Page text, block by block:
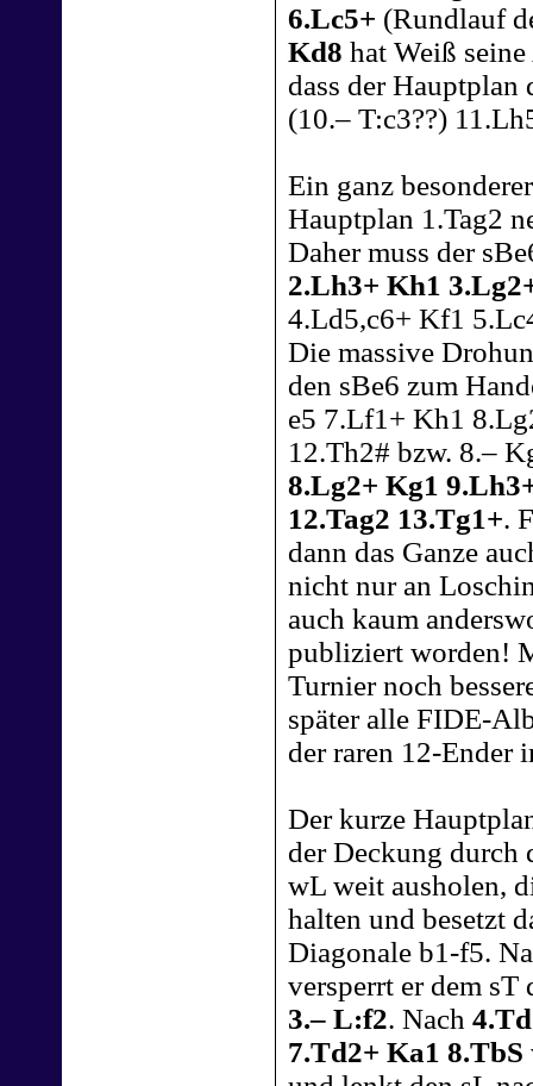
6.Lc5+ (Rundlauf
Kd8 hat Weiß
dass der
(10.– T:c3??)
Ein ganz
Hauptplan 1.Tag2
Daher muss der
2.Lh3+ Kh1
4.Ld5,c6+ Kf1
Die massive
den sBe6 zum
e5 7.Lf1+ Kh1
12.Th2# bzw. 8.–
8.Lg2+ Kg1
12.Tag2 13.Tg1+.
dann das Ganze
nicht nur an
auch kaum
publiziert worden!
Turnier noch
später alle FIDE-
der raren 12-Ender
Der kurze
der Deckung durch
wL weit ausholen,
halten und besetzt
Diagonale b1-f5.
versperrt er dem
3.– L:f2. Nach
7.Td2+ Ka1 8.TbS